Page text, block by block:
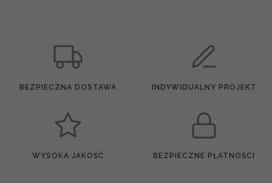
BEZPIECZNA DOSTAWA INDYWIDUALNY PROJEKT
WYSOKA JAKOŚĆ BEZPIECZNE PŁATNOŚCI